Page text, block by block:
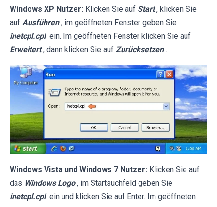
Windows XP Nutzer: Klicken Sie auf Start , klicken Sie
auf Ausführen , im geöffneten Fenster geben Sie
inetcpl.cpl ein. Im geöffneten Fenster klicken Sie auf
Erweitert , dann klicken Sie auf Zurücksetzen .
Windows Vista und Windows 7 Nutzer: Klicken Sie auf
das Windows Logo , im Startsuchfeld geben Sie
inetcpl.cpl ein und klicken Sie auf Enter. Im geöffneten